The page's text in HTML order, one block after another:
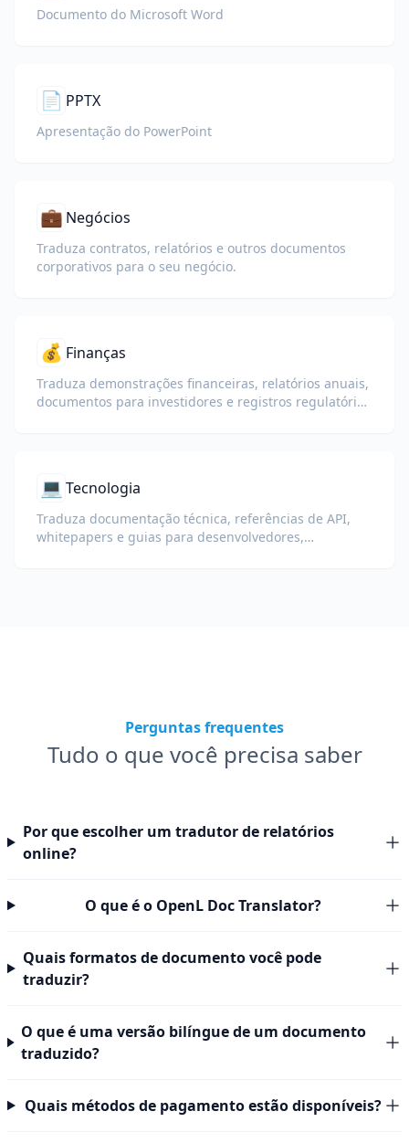
Documento do Microsoft Word
📄 PPTX
Apresentação do PowerPoint
💼 Negócios
Traduza contratos, relatórios e outros documentos
corporativos para o seu negócio.
💰 Finanças
Traduza demonstrações financeiras, relatórios anuais,
documentos para investidores e registros regulatórios
💻 Tecnologia
Traduza documentação técnica, referências de API,
whitepapers e guias para desenvolvedores,
Perguntas frequentes
Tudo o que você precisa saber
Por que escolher um tradutor de relatórios
online?
O que é o OpenL Doc Translator?
Quais formatos de documento você pode
traduzir?
O que é uma versão bilíngue de um documento
traduzido?
Quais métodos de pagamento estão disponíveis?